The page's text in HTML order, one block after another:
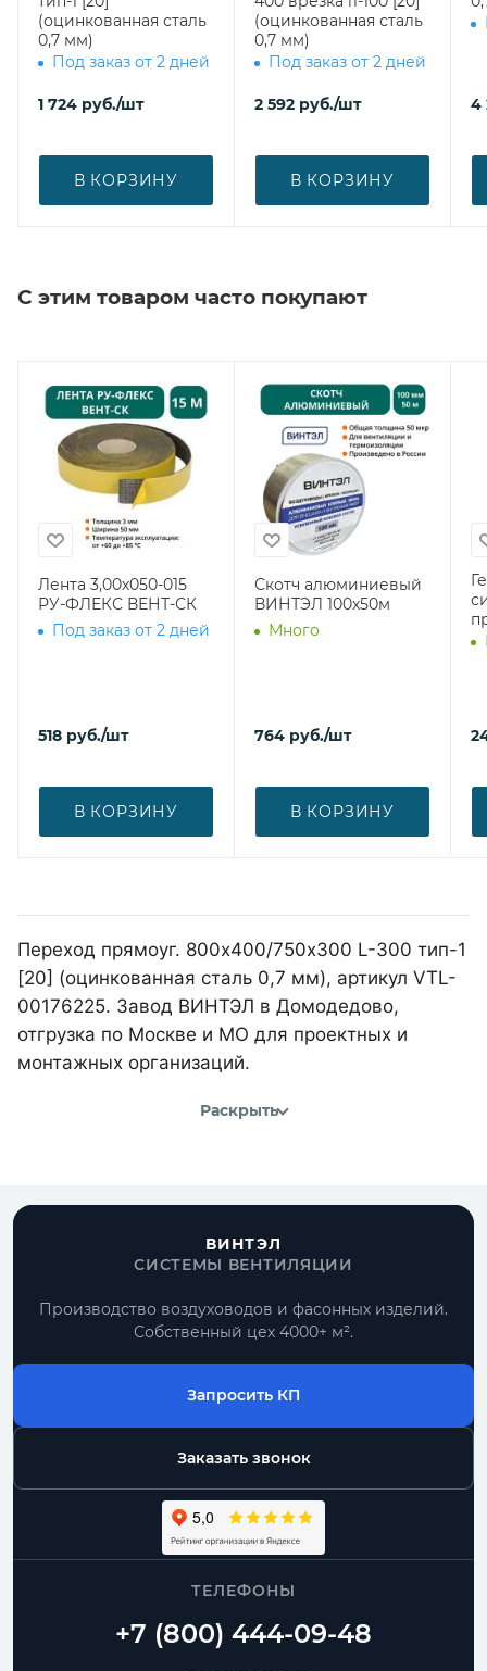
(оцинкованная сталь
0,7 мм)
Под заказ от 2 дней
1 724 руб./шт
В КОРЗИНУ
(оцинкованная сталь
0,7 мм)
Под заказ от 2 дней
2 592 руб./шт
В КОРЗИНУ
4
С этим товаром часто покупают
Лента 3,00х050-015
РУ-ФЛЕКС ВЕНТ-СК
Под заказ от 2 дней
518 руб./шт
В КОРЗИНУ
Скотч алюминиевый
ВИНТЭЛ 100х50м
Много
764 руб./шт
В КОРЗИНУ
Переход прямоуг. 800х400/750х300 L-300 тип-1
[20] (оцинкованная сталь 0,7 мм), артикул VTL-
00176225. Завод ВИНТЭЛ в Домодедово,
отгрузка по Москве и МО для проектных и
монтажных организаций.
Раскрыть
ВИНТЭЛ
СИСТЕМЫ ВЕНТИЛЯЦИИ
Производство воздуховодов и фасонных изделий.
Собственный цех 4000+ м².
Запросить КП
Заказать звонок
ТЕЛЕФОНЫ